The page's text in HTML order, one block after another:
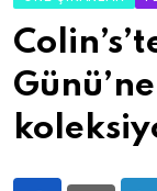
Ürün ve Hizmet
Enerji
Haber
Gündem